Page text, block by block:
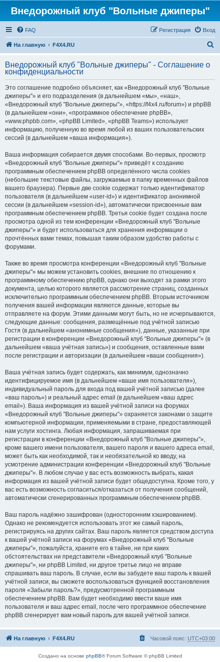
Внедорожный клуб "Вольные джиперы"
FAQ Вход
Регистрация
На главную F4X4.RU
с
Внедорожный клуб "Вольные джиперы" - Соглашение о
конфиденциальности
Это соглашение подробно объясняет, как «Внедорожный клуб "Вольные
джиперы"» и его подразделения (в дальнейшем «мы», «наш»,
«Внедорожный клуб "Вольные джиперы"», «https://f4x4.ru/forum») и phpBB
(в дальнейшем «они», «программное обеспечение phpBB»,
«www.phpbb.com», «phpBB Limited», «phpBB Teams») используют
информацию, полученную во время любой из ваших пользовательских
сессий (в дальнейшем «ваша информация»).
Ваша информация собирается двумя способами. Во-первых, просмотр
«Внедорожный клуб "Вольные джиперы"» приведёт к созданию
программным обеспечением phpBB определённого числа cookies
(небольшие текстовые файлы, загружаемые в папку временных файлов
вашего браузера). Первые две cookie содержат только идентификатор
пользователя (в дальнейшем «user-id») и идентификатор анонимной
сессии (в дальнейшем «session-id»), автоматически присвоенные вам
программным обеспечением phpBB. Третья cookie будет создана после
просмотра одной из тем конференции «Внедорожный клуб "Вольные
джиперы"» и будет использоваться для хранения информации о
прочтённых вами темах, повышая таким образом удобство работы с
форумами.
Также во время просмотра конференции «Внедорожный клуб "Вольные
джиперы"» мы можем установить cookies, внешние по отношению к
программному обеспечению phpBB, однако они выходят за рамки этого
документа, целью которого является рассмотрение страниц, созданных
исключительно программным обеспечением phpBB. Вторым источником
получения вашей информации являются данные, которые вы
отправляете на форум. Этими данными могут быть, но не исчерпываются,
следующие данные: сообщения, размещённые под учётной записью
Гостя (в дальнейшем «анонимные сообщения»), данные, указанные при
регистрации в конференции «Внедорожный клуб "Вольные джиперы"» (в
дальнейшем «ваша учётная запись») и сообщения, оставленные вами
после регистрации и авторизации (в дальнейшем «ваши сообщения»).
Ваша учётная запись будет содержать, как минимум, однозначно
идентифицируемое имя (в дальнейшем «ваше имя пользователя»),
индивидуальный пароль для входа под вашей учётной записью (далее
«ваш пароль») и реальный адрес email (в дальнейшем «ваш адрес
email»). Ваша информация из вашей учётной записи на форумах
«Внедорожный клуб "Вольные джиперы"» охраняется законами о защите
компьютерной информации, применяемыми в стране, предоставляющей
нам услуги хостинга. Любая информация, запрашиваемая при
регистрации в конференции «Внедорожный клуб "Вольные джиперы"»,
кроме вашего имени пользователя, вашего пароля и вашего адреса email,
может быть как необходимой, так и необязательной ко вводу, на
усмотрение администрации конференции «Внедорожный клуб "Вольные
джиперы"». В любом случае у вас есть возможность выбрать, какая
информация из вашей учётной записи будет общедоступна. Кроме того, у
вас есть возможность согласиться/отказаться от получения сообщений,
автоматически сгенерированных программным обеспечением phpBB.
Ваш пароль надёжно зашифрован (односторонним хэшированием).
Однако не рекомендуется использовать этот же самый пароль,
регистрируясь на других сайтах. Ваш пароль является средством доступа
к вашей учётной записи на форумах «Внедорожный клуб "Вольные
джиперы"», пожалуйста, храните его в тайне, ни при каких
обстоятельствах ни представители «Внедорожный клуб "Вольные
джиперы"», ни phpBB Limited, ни другое третье лицо не вправе
спрашивать ваш пароль. В случае, если вы забудете ваш пароль к вашей
учётной записи, вы сможете воспользоваться функцией восстановления
пароля «Забыли пароль?», предусмотренной программным
обеспечением phpBB. Вам будет необходимо ввести ваше имя
пользователя и ваш адрес email, после чего программное обеспечение
phpBB сгенерирует вам новый пароль для вашей учётной записи.
На главную F4X4.RU Часовой пояс: UTC+03:00
Создано на основе phpBB® Forum Software © phpBB Limited